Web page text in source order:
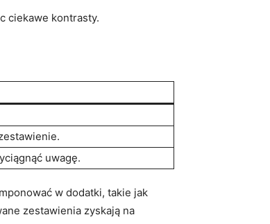
ciekawe‌ kontrasty.
uwagę.
w⁢ dodatki, takie⁤ jak
zestawienia zyskają ‍na